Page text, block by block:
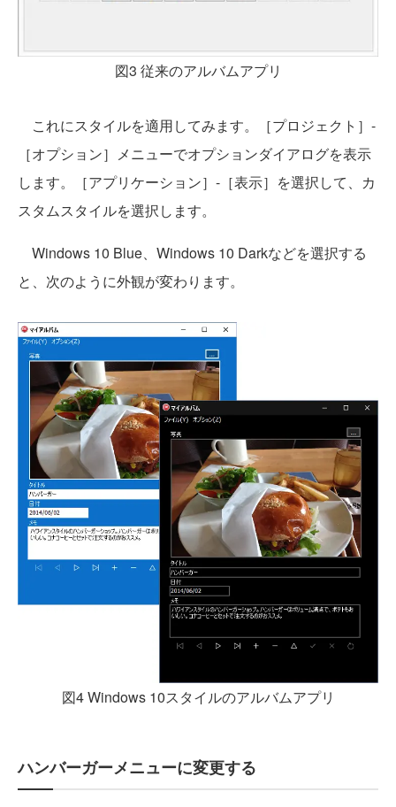
図3 従来のアルバムアプリ
これにスタイルを適用してみます。［プロジェクト］-
［オプション］メニューでオプションダイアログを表示
します。［アプリケーション］-［表示］を選択して、カ
スタムスタイルを選択します。
Windows 10 Blue、Windows 10 Darkなどを選択する
と、次のように外観が変わります。
図4 Windows 10スタイルのアルバムアプリ
ハンバーガーメニューに変更する